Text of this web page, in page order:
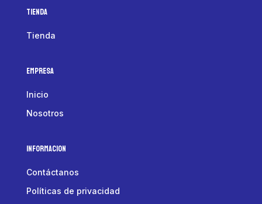
Tienda
Tienda
Empresa
Inicio
Nosotros
Informacion
Contáctanos
Políticas de privacidad